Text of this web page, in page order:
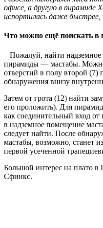
офисе, а другую в пирамиде
испортилась даже быстрее,
Что можно ещё поискать в
– Пожалуй, найти
пирамиды — мастабы. Можно
отверстий в полу второй (7)
обнаружения внизу
Затем от грота (12) найти
его проложить). Для
как соединительный вход
в надземное помещение
следует найти. После
мастабы, возможно, станет
первой усеченной
Большой интерес на плато в
Сфинкс.